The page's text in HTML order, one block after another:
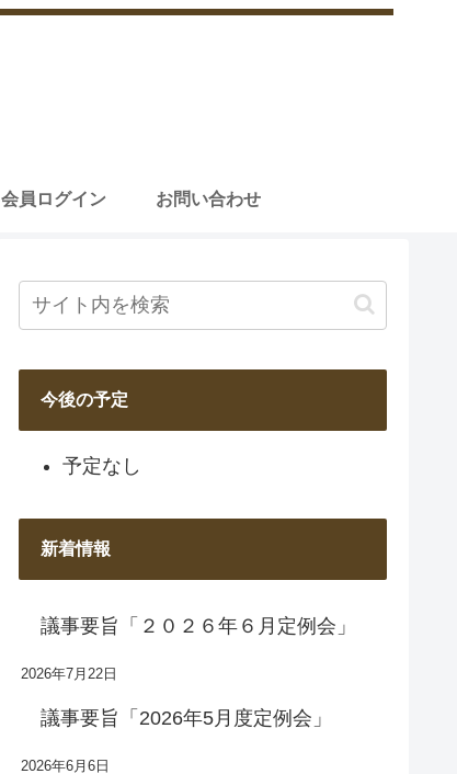
会員ログイン お問い合わせ
今後の予定
予定なし
新着情報
議事要旨「２０２６年６月定例会」
2026年7月22日
議事要旨「2026年5月度定例会」
2026年6月6日